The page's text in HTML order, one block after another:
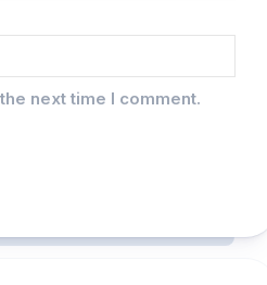
next time I comment.